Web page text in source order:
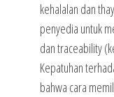
kehalalan dan
penyedia untuk
dan traceability
Kepatuhan
bahwa cara